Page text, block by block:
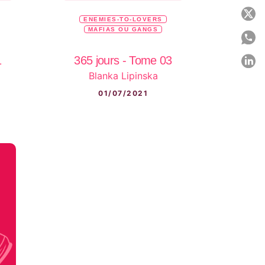
ENEMIES-TO-LOVERS
MAFIAS OU GANGS
365 jours - Tome 03
Blanka Lipinska
01/07/2021